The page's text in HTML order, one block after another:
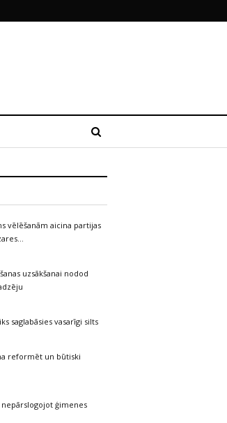
vēlēšanām aicina partijas
uzsākšanai nodod
saglabāsies vasarīgi silts
reformēt un būtiski
nepārslogojot ģimenes